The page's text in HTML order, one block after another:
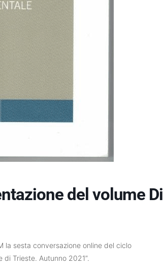
del volume Di
la sesta conversazione online del ciclo
di Trieste. Autunno 2021”.